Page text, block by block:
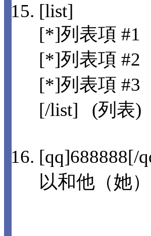
[list]
[*]列表項 #1
[*]列表項 #2
[*]列表項 #3
[/list] (列表)
[qq]688888[/
以和他（她